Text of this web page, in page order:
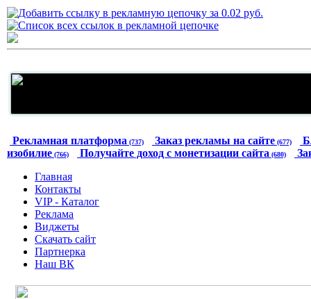
Рекламная платформа (737) Заказ рекламы на сайте (677)
изобилие (766) Получайте доход с монетизации сайта (680)
Главная
Контакты
VIP - Каталог
Реклама
Виджеты
Скачать сайт
Партнерка
Наш ВК